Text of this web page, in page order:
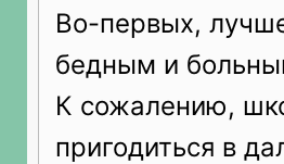
Во-первых,
бедным и
К сожалению,
пригодиться в